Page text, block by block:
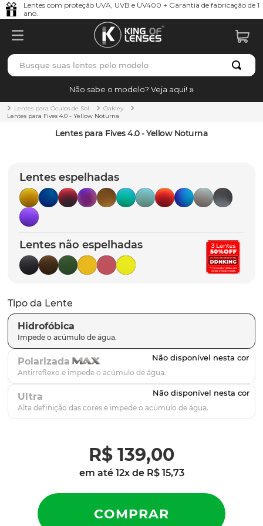
Lentes com proteção UVA, UVB e UV400 + Garantia de fabricação de 1
ano.
Busque suas lentes pelo modelo
Não sabe o modelo? Veja aqui!
Lentes para Óculos de Sol
Oakley
Lentes para Fives 4.0 - Yellow Noturna
Lentes para Fives 4.0 - Yellow Noturna
Lentes espelhadas
Lentes não espelhadas
Tipo da Lente
Hidrofóbica
Polarizada
Ultra
R$ 139,00
em até 12x de R$ 15,73
TERMOS MAIS BUSCADOS
1º borrachas
holbrook
5º chaves
6º t-shock
7º gasket
8º parafusos
9º latch